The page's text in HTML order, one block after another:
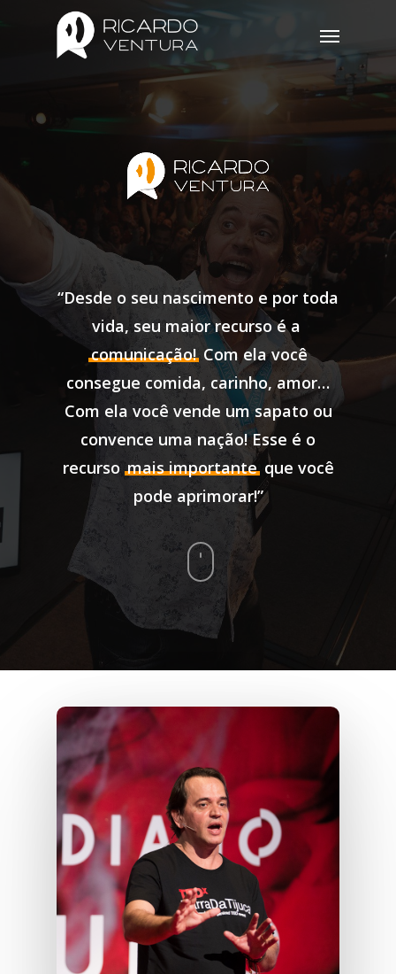
“Desde o seu nascimento e por toda
vida, seu maior recurso é a
comunicação! Com ela você
consegue comida, carinho, amor…
Com ela você vende um sapato ou
convence uma nação! Esse é o
recurso mais importanteque você
pode aprimorar!”